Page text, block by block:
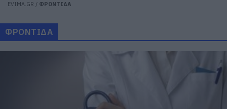
EVIMA.GR / ΦΡΟΝΤΙΔΑ
ΦΡΟΝΤΙΔΑ